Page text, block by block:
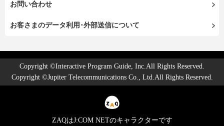
お問い合わせ
お客さまのデータ利用･外部送信について
Copyright ©Interactive Program Guide, Inc.All Rights Reserved.
Copyright ©Jupiter Telecommunications Co., Ltd.All Rights Reserved.
ZAQはJ:COM NETのキャラクターです